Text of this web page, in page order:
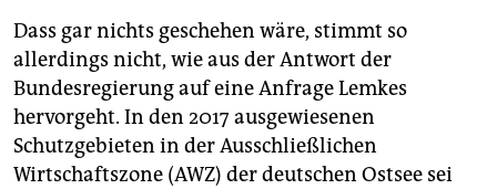
Dass gar nichts geschehen wäre, stimmt so
allerdings nicht, wie aus der Antwort der
Bundesregierung auf eine Anfrage Lemkes
hervorgeht. In den 2017 ausgewiesenen
Schutzgebieten in der Ausschließlichen
Wirtschaftszone (AWZ) der deutschen Ostsee sei